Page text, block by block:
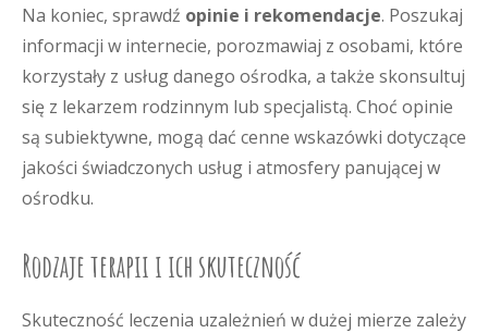
Na koniec, sprawdź opinie i rekomendacje. Poszukaj
informacji w internecie, porozmawiaj z osobami, które
korzystały z usług danego ośrodka, a także skonsultuj
się z lekarzem rodzinnym lub specjalistą. Choć opinie
są subiektywne, mogą dać cenne wskazówki dotyczące
jakości świadczonych usług i atmosfery panującej w
ośrodku.
Rodzaje terapii i ich skuteczność
Skuteczność leczenia uzależnień w dużej mierze zależy